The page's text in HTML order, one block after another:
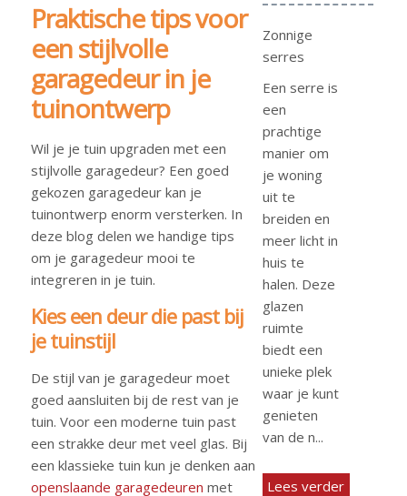
Praktische tips voor
een stijlvolle
garagedeur in je
tuinontwerp
Wil je je tuin upgraden met een
stijlvolle garagedeur? Een goed
gekozen garagedeur kan je
tuinontwerp enorm versterken. In
deze blog delen we handige tips
om je garagedeur mooi te
integreren in je tuin.
Kies een deur die past bij
je tuinstijl
De stijl van je garagedeur moet
goed aansluiten bij de rest van je
tuin. Voor een moderne tuin past
een strakke deur met veel glas. Bij
een klassieke tuin kun je denken aan
openslaande garagedeuren met
Zonnige
serres
Een serre is
een
prachtige
manier om
je woning
uit te
breiden en
meer licht in
huis te
halen. Deze
glazen
ruimte
biedt een
unieke plek
waar je kunt
genieten
van de n...
Lees verder